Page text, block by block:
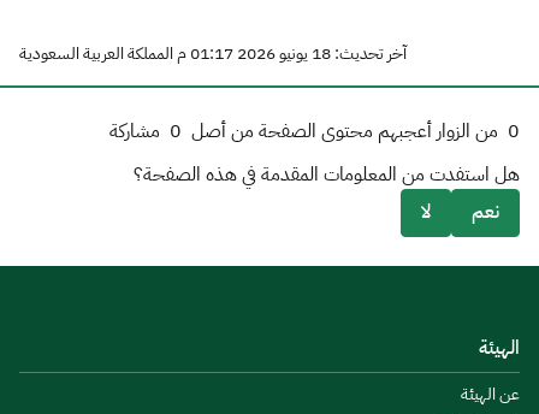
آخر تحديث: 18 يونيو 2026 01:17 م المملكة العربية السعودية
0 من الزوار أعجبهم محتوى الصفحة من أصل 0 مشاركة
هل استفدت من المعلومات المقدمة في هذه الصفحة؟
نعم
لا
الهيئة
عن الهيئة